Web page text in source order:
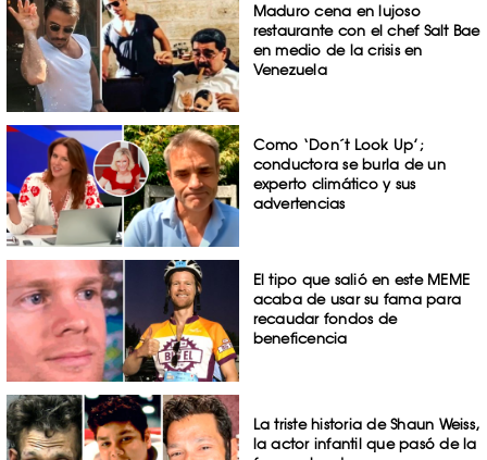
Maduro cena en lujoso
restaurante con el chef Salt Bae
en medio de la crisis en
Venezuela
Como ‘Don´t Look Up’;
conductora se burla de un
experto climático y sus
advertencias
El tipo que salió en este MEME
acaba de usar su fama para
recaudar fondos de
beneficencia
La triste historia de Shaun Weiss,
la actor infantil que pasó de la